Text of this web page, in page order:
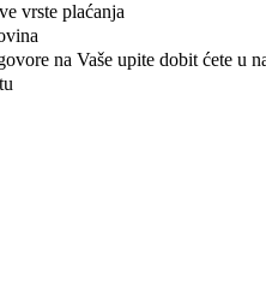
vrste plaćanja
na Vaše upite dobit ćete u